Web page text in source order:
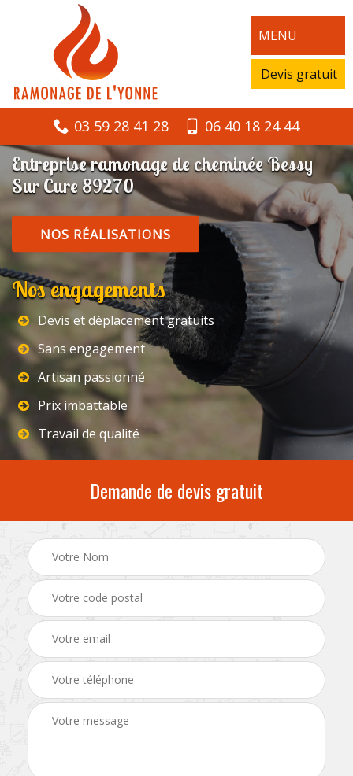
MENU
Devis gratuit
03 59 28 41 28 06 40 18 24 44
Entreprise ramonage de cheminée Bessy
Sur Cure 89270
NOS RÉALISATIONS
Nos engagements
Devis et déplacement gratuits
Sans engagement
Artisan passionné
Prix imbattable
Travail de qualité
Demande de devis gratuit